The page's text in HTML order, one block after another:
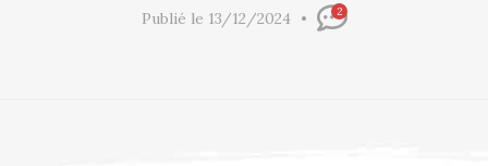
Publié le 13/12/2024 2